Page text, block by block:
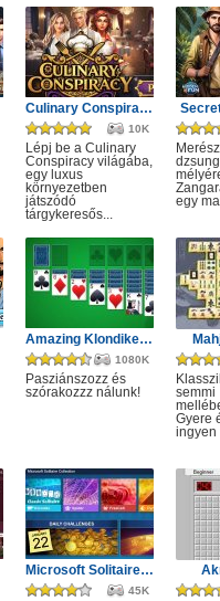
Culinary Conspiracy
10K
Lépj be a Culinary
Conspiracy világába,
egy luxus
környezetben
játszódó
tárgykeresős...
egy
Amazing Klondike Solitaire
1080K
Pasziánszozz és
szórakozzz nálunk!
semmi
Gyere
ingyen
Microsoft Solitaire Collection
45K